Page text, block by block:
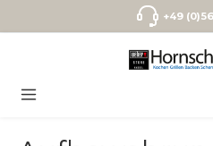
Zum Hauptinhalt springen
+49